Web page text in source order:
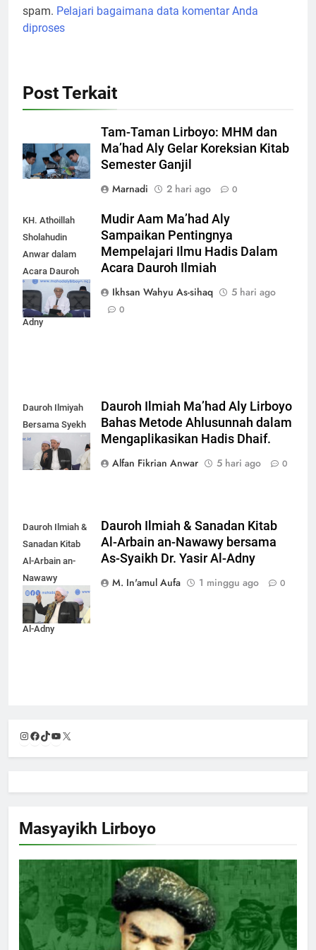
Tam-Taman Lirboyo: MHM dan
KH. Athoillah
Sholahudin
Acara Dauroh
Ilmiah bersama
Syekh Yasir Al-
Mudir Aam Ma’had Aly
Sampaikan Pentingnya
Mempelajari Ilmu Hadis Dalam
Acara Dauroh Ilmiah
Ikhsan Wahyu As-sihaq
0
Dauroh Ilmiyah
Bersama Syekh
Yasir Al-Adny
Bahas Metode Ahlusunnah dalam
Mengaplikasikan Hadis Dhaif.
Dauroh Ilmiah &
Sanadan Kitab
Al-Arbain an-
Nawawy
bersama As-
Dauroh Ilmiah & Sanadan Kitab
Al-Arbain an-Nawawy bersama
As-Syaikh Dr. Yasir Al-Adny
M. In'amul Aufa
1 minggu ago 0
Instagram
Facebook
TikTok
YouTube
X
BIOGRAFI MASAYIKH LIRBOYO DAWUH MASYAYIKH
Kisah Mbah Karim Sebrangi Selat Madura demi
Menimba Ilmu